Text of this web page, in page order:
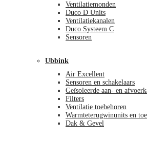
Ventilatiemonden
Duco D Units
Ventilatiekanalen
Duco Systeem C
Sensoren
Ubbink
Air Excellent
Sensoren en schakelaars
Geïsoleerde aan- en
Filters
Ventilatie toebehoren
Warmteterugwinunits en
Dak & Gevel